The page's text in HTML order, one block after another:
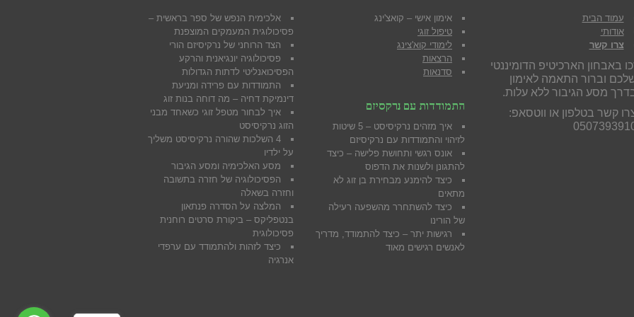
עמוד הבית
אודותי
צרו קשר
באבחון הארכיטיפ הדומיננטי
וברור התאמה לאימון
מסע הגיבור ללא עלות.
קשר בטלפון או ווטסאפ:
אימון אישי – קואצ'ינג
טיפול זוגי
לימודי קוא'צינג
הרצאות
סדנאות
התמודדות עם נרקסיזם
איך מזהים נרקיסיסט – 5 שיטות
לזיהוי והתמודדות עם נרקיסיזם
אונס רגשי ותחושת פלישה – כיצד
להתגונן ולשנות את הדפוס
כיצד להימנע מבחירת בן זוג לא
מתאים
כיצד להשתחרר מהשפעה רעילה
של הורינו
רגישות יתר – כיצד להתמודד, מדריך
לאנשים רגישים מאוד
אלכימית הנפש של ספר בראשית –
פסיכולוגית המעמקים המוצפנת
הצד הרוחני של נרקיסיזם הורי
פסיכולוגיה יונגיאנית והרקע
הפסיכואנליטי לדתות הגדולות
התמודדות עם פרידה ומניעת
דינמיקת דחיה – מה דוחה בנות זוג
איך לבחור מטפל זוגי כשאחד מבני
הזוג נרקיסיסט
4 השלכות שהורה נרקיסיסט משליך
על ילדיו
מסע האלכימיה ומסע הגיבור
הפסיכולוגיה של חזרה בתשובה
וחזרה בשאלה
המלצה על הסדרה פנתאון
בנטפליקס – ביקורת סרטים רוחנית
פסיכולוגית
כיצד לזהות ולהתמודד עם ערפדי
אנרגיה